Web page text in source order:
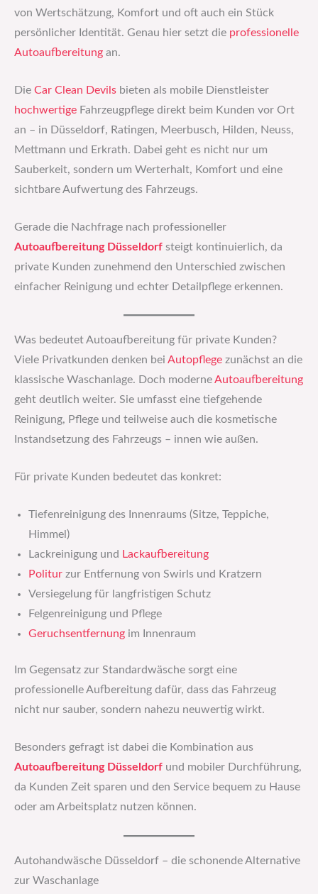
von Wertschätzung, Komfort und oft auch ein Stück
persönlicher Identität. Genau hier setzt die professionelle
Autoaufbereitung an.
Die Car Clean Devils bieten als mobile Dienstleister
hochwertige Fahrzeugpflege direkt beim Kunden vor Ort
an – in Düsseldorf, Ratingen, Meerbusch, Hilden, Neuss,
Mettmann und Erkrath. Dabei geht es nicht nur um
Sauberkeit, sondern um Werterhalt, Komfort und eine
sichtbare Aufwertung des Fahrzeugs.
Gerade die Nachfrage nach professioneller
Autoaufbereitung Düsseldorf steigt kontinuierlich, da
private Kunden zunehmend den Unterschied zwischen
einfacher Reinigung und echter Detailpflege erkennen.
Was bedeutet Autoaufbereitung für private Kunden?
Viele Privatkunden denken bei Autopflege zunächst an die
klassische Waschanlage. Doch moderne Autoaufbereitung
geht deutlich weiter. Sie umfasst eine tiefgehende
Reinigung, Pflege und teilweise auch die kosmetische
Instandsetzung des Fahrzeugs – innen wie außen.
Für private Kunden bedeutet das konkret:
Tiefenreinigung des Innenraums (Sitze, Teppiche,
Himmel)
Lackreinigung und Lackaufbereitung
Politur zur Entfernung von Swirls und Kratzern
Versiegelung für langfristigen Schutz
Felgenreinigung und Pflege
Geruchsentfernung im Innenraum
Im Gegensatz zur Standardwäsche sorgt eine
professionelle Aufbereitung dafür, dass das Fahrzeug
nicht nur sauber, sondern nahezu neuwertig wirkt.
Besonders gefragt ist dabei die Kombination aus
Autoaufbereitung Düsseldorf und mobiler Durchführung,
da Kunden Zeit sparen und den Service bequem zu Hause
oder am Arbeitsplatz nutzen können.
Autohandwäsche Düsseldorf – die schonende Alternative
zur Waschanlage